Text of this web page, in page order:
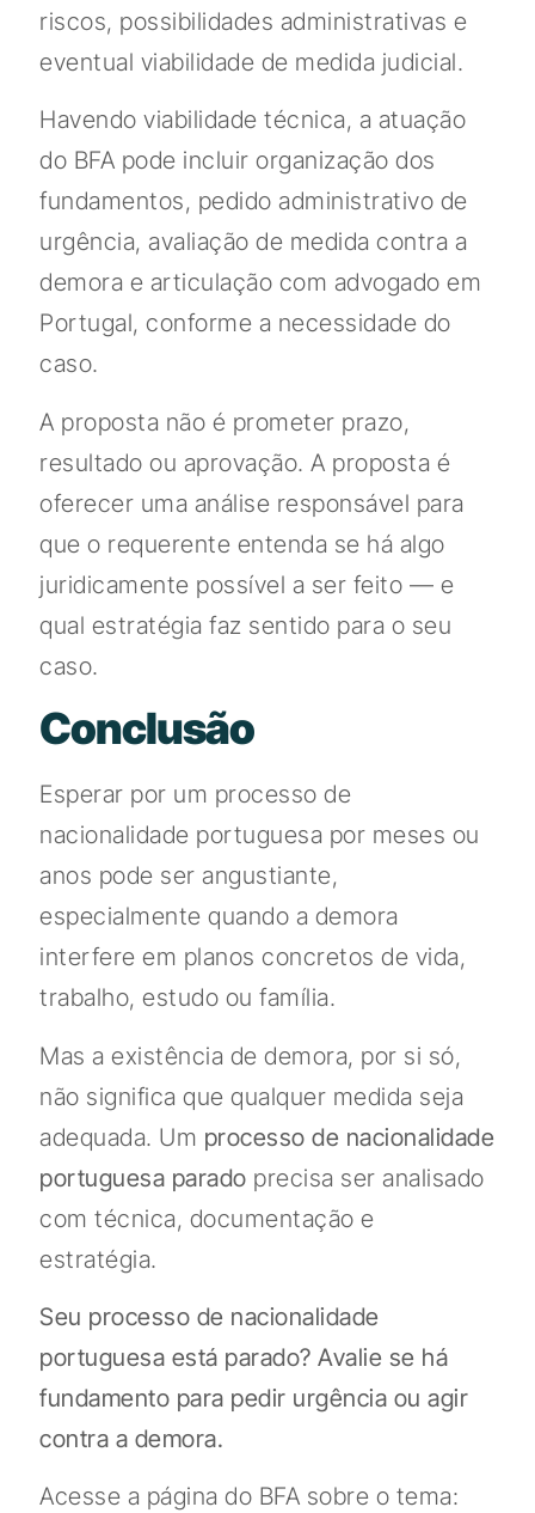
riscos, possibilidades administrativas e
eventual viabilidade de medida judicial.
Havendo viabilidade técnica, a atuação
do BFA pode incluir organização dos
fundamentos, pedido administrativo de
urgência, avaliação de medida contra a
demora e articulação com advogado em
Portugal, conforme a necessidade do
caso.
A proposta não é prometer prazo,
resultado ou aprovação. A proposta é
oferecer uma análise responsável para
que o requerente entenda se há algo
juridicamente possível a ser feito — e
qual estratégia faz sentido para o seu
caso.
Conclusão
Esperar por um processo de
nacionalidade portuguesa por meses ou
anos pode ser angustiante,
especialmente quando a demora
interfere em planos concretos de vida,
trabalho, estudo ou família.
Mas a existência de demora, por si só,
não significa que qualquer medida seja
adequada. Um processo de nacionalidade
portuguesa parado precisa ser analisado
com técnica, documentação e
estratégia.
Seu processo de nacionalidade
portuguesa está parado? Avalie se há
fundamento para pedir urgência ou agir
contra a demora.
Acesse a página do BFA sobre o tema: